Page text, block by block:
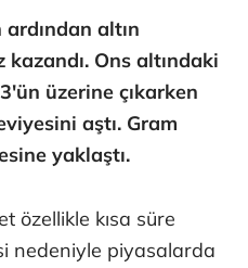
ardından altın
kazandı. Ons altındaki
üzerine çıkarken
aştı. Gram
yaklaştı.
özellikle kısa süre
nedeniyle piyasalarda